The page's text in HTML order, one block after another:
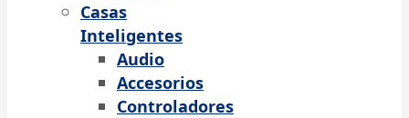
Casas
Inteligentes
Audio
Accesorios
Controladores